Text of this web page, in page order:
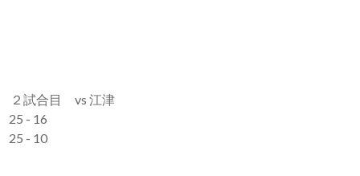
試合目 vs 江津
16
10